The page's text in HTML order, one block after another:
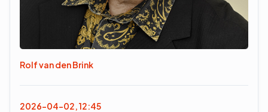
Rolf van den Brink
2026-04-02, 12:45